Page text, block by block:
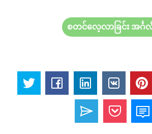
စတင်လေ့လာခြင်း အင်္ဂ